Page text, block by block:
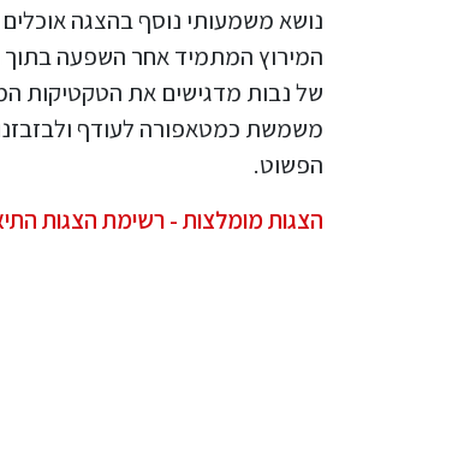
נושא משמעותי נוסף בהצגה
המירוץ המתמיד אחר השפעה
של נבות מדגישים את הטקטיקות
משמשת כמטאפורה לעודף
הפשוט.
הצגות מומלצות - רשימת הצגות